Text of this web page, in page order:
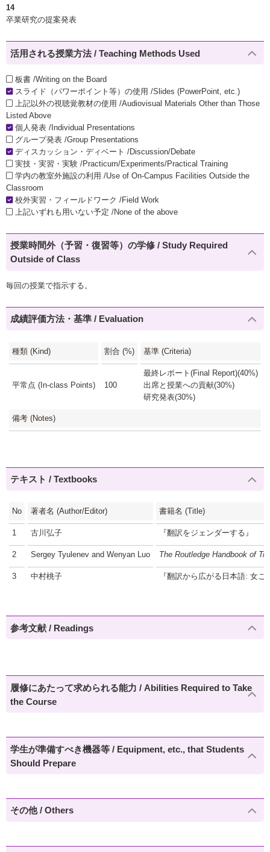
14
卒業研究の提案発表
活用される授業方法 / Teaching Methods Used
板書 /Writing on the Board
スライド（パワーポイント等）の使用 /Slides (PowerPoint, etc.)
上記以外の視聴覚教材の使用 /Audiovisual Materials Other than Those
Listed Above
個人発表 /Individual Presentations
グループ発表 /Group Presentations
ディスカッション・ディベート /Discussion/Debate
実技・実習・実験 /Practicum/Experiments/Practical Training
学内の教室外施設の利用 /Use of On-Campus Facilities Outside the
Classroom
校外実習・フィールドワーク /Field Work
上記いずれも用いない予定 /None of the above
授業時間外（予習・復習等）の学修 / Study Required
Outside of Class
毎回の授業で指示する。
成績評価方法・基準 / Evaluation
種類 (Kind) 割合 (%) 基準 (Criteria)
平常点 (In-class Points) 100
最終レポート(Final Report)(40%)
出席と授業への貢献(30%)
研究発表(30%)
備考 (Notes)
テキスト / Textbooks
No 著者名 (Author/Editor) 書籍名 (Title)
1 古川弘子 『翻訳をジェンダーする』
2 Sergey Tyulenev and Wenyan Luo The Routledge Handbook of
3 中村桃子 『翻訳から広がる日本語: 女
参考文献 / Readings
履修にあたって求められる能力 / Abilities Required to Take
the Course
学生が準備すべき機器等 / Equipment, etc., that Students
Should Prepare
その他 / Others